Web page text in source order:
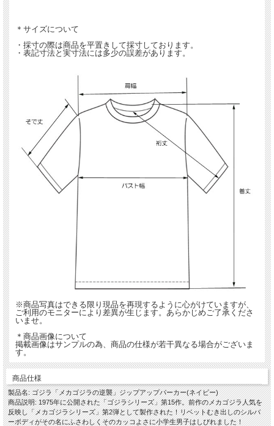
＊サイズについて
・採寸の際は商品を平置きして採寸しております。
・表記寸法と実寸法には多少の誤差があります。
※商品写真はできる限り現品を再現するように心がけていますが、
ご利用のモニターにより差異が生じます。あらかじめご了承くださ
いませ。
＊商品画像について
掲載画像はサンプルの為、商品の仕様が若干異なる場合がございま
す。
商品仕様
製品名: ゴジラ「メカゴジラの逆襲」ジップアップパーカー(ネイビー)
商品説明: 1975年に公開された「ゴジラシリーズ」第15作。前作のメカゴジラ人気を
反映し「メカゴジラシリーズ」第2弾として製作された！リベットむき出しのシルバ
ーボディがその名にふさわしくそのカッコよさに小学生男子はしびれました！